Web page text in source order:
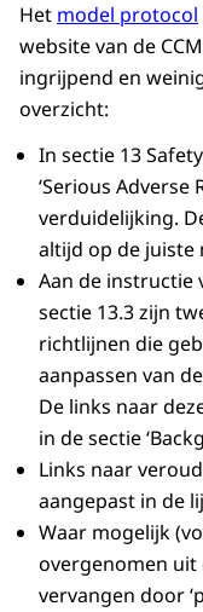
Het model protocol
website van de
ingrijpend en
overzicht:
In sectie 13
‘Serious Adverse
verduidelijking.
altijd op de juiste
Aan de instructie
sectie 13.3 zijn
richtlijnen die
aanpassen van
De links naar
in de sectie
Links naar
aangepast in de
Waar mogelijk
overgenomen uit
vervangen door